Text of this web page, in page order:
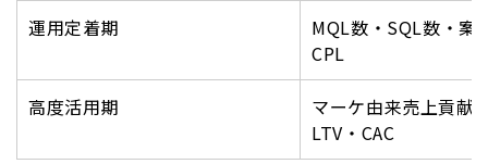
運用定着期
MQL数・SQL数・案
CPL
高度活用期
マーケ由来売上貢献
LTV・CAC